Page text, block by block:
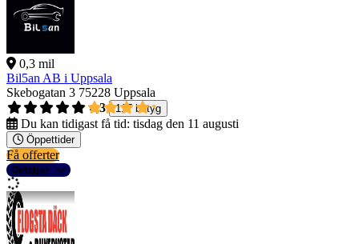
0,3 mil
Bil5an AB i Uppsala
Skebogatan 3 75228 Uppsala
4,3
117 betyg
Du kan tidigast få tid: tisdag den 11 augusti
Öppettider
Få offerter
Detaljer